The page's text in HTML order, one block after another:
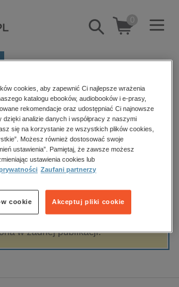
Pokaż/schowaj
wyszukiwarkę
0
prasa
aranżacja wnętrz
gospodarka
rozrywka
technologie, informatyka
Zarzycka
Filtrowanie
w żadnej publikacji.
cookies, aby zapewnić Ci najlepsze wrażenia
katalogu ebooków, audiobooków i e-prasy,
rekomendacje oraz udostępniać Ci najnowsze
dzięki analizie danych i współpracy z naszymi
się na korzystanie ze wszystkich plików cookies,
Możesz również dostosować swoje
ustawienia”. Pamiętaj, że zawsze możesz
ustawienia cookies lub
Zaufani partnerzy
Akceptuj pliki cookie
cookie